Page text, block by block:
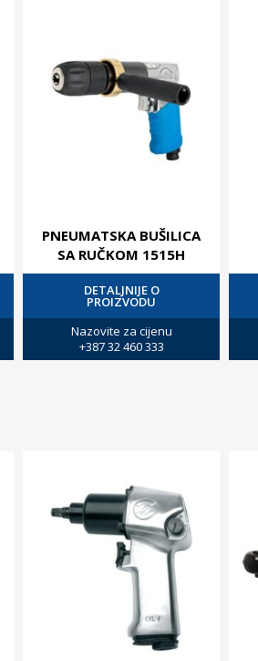
PNEUMATSKA BUŠILICA
SA RUČKOM 1515H
DETALJNIJE O
PROIZVODU
Nazovite za cijenu
+387 32 460 333